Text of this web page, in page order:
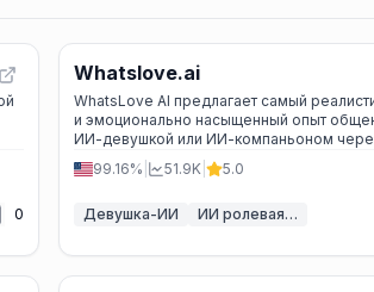
0
Whatslove.ai
WhatsLove AI предлагает самый
и эмоционально насыщенный опыт
ИИ-девушкой или ИИ-компаньоном
живые чаты, персонализированных
персонажей и контекстную видео-
99.16% 51.9K 5.0
Девушка-ИИ ИИ ролевая игра